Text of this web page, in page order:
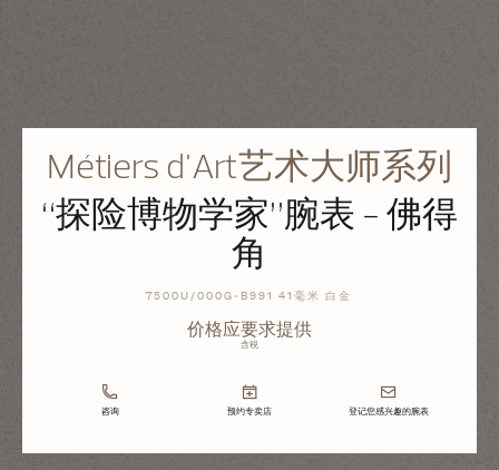
Métiers d'Art艺术大师系列
“探险博物学家”腕表 - 佛得
角
7500U/000G-B991 41毫米 白金
价格应要求提供
含税
咨询 预约专卖店 登记您感兴趣的腕表